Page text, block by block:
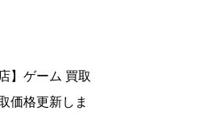
】ゲーム 買取
価格更新しま